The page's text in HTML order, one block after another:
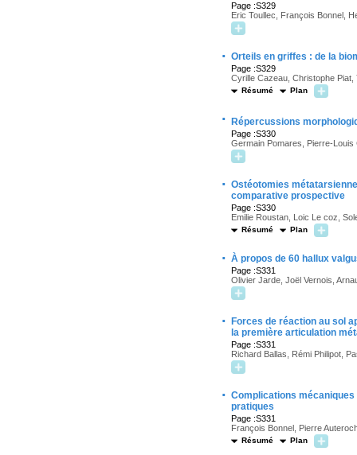
Page :S329
Eric Toullec, François Bonnel,
· Orteils en griffes : de la
Page :S329
Cyrille Cazeau, Christophe Piat,
Résumé Plan
· Répercussions
Page :S330
Germain Pomares, Pierre-
· Ostéotomies
comparative prospective
Page :S330
Emilie Roustan, Loic Le coz,
Résumé Plan
· À propos de 60 hallux
Page :S331
Olivier Jarde, Joël Vernois,
·
Forces de réaction au sol
la première articulation
Page :S331
Richard Ballas, Rémi Philipot,
· Complications
pratiques
Page :S331
François Bonnel, Pierre
Résumé Plan